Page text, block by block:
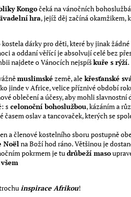
Kongočeká na vánočních
hra, jejíž děj začíná okamžikem,
dárky pro děti, které by jinak
a oddaní věřící je absolvují celé bez
najdete o Vánocích nejspíškuře s rýží.
muslimské země, ale křesťanské
jinde v Africe, velice příznivé období
oblečení a účesy, aby mohli slavnostní
s celonoční bohoslužbou, kázáním a
oslav a tancovaček, kterých se
a členové kostelního sboru postupně
Noëlna Boží hod ráno. Většinou je
pokrmem je tudrůbeží maso
inspirace Afrikou!